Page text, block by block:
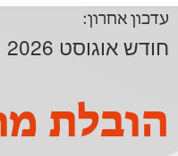
עדכון אחרון:
חודש אוגוסט 2026
הובלת